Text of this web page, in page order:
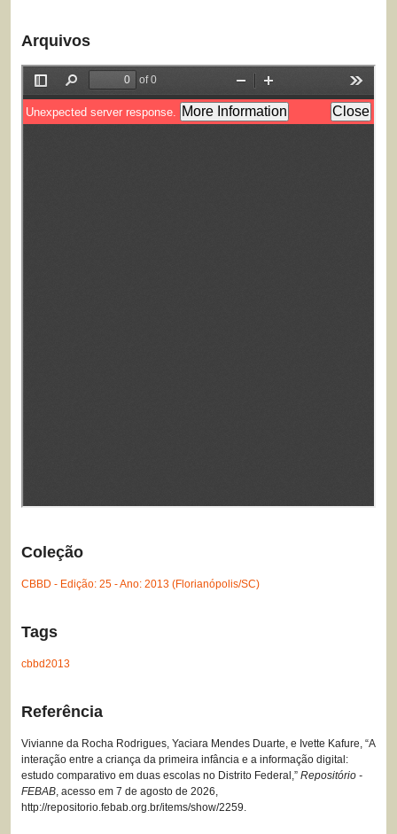
Arquivos
Coleção
CBBD - Edição: 25 - Ano: 2013 (Florianópolis/SC)
Tags
cbbd2013
Referência
Vivianne da Rocha Rodrigues, Yaciara Mendes Duarte, e Ivette Kafure, “A
interação entre a criança da primeira infância e a informação digital:
estudo comparativo em duas escolas no Distrito Federal,” Repositório -
FEBAB, acesso em 7 de agosto de 2026,
http://repositorio.febab.org.br/items/show/2259.